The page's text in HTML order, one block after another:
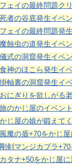
フェイの最終問題ク
死者の谷底発生イベ
フェイの最終問題発
魔蝕虫の道発生イベ
儀式の洞窟発生イベ
食神のほこら発生イ
掛軸裏の洞窟発生イ
おにぎりを欲しがる
旅のかじ屋のイベント
かじ屋の娘が鍛えて
風魔の盾+70をかじ
剛剣マンジカブラ
カタナ+50をかじ屋